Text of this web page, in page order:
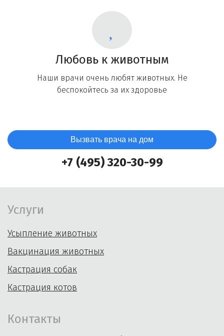
Любовь к животным
Наши врачи очень любят животных. Не
беспокойтесь за их здоровье
Вызвать врача на дом
+7 (495) 320-30-99
Услуги
Усыпление животных
Вакцинация животных
Кастрация собак
Кастрация котов
Контакты